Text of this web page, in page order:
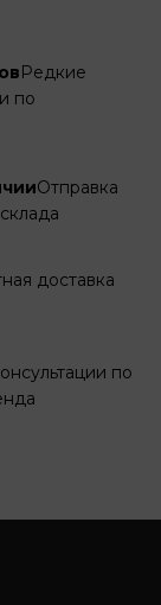
Редкие
по
Отправка
доставка
по